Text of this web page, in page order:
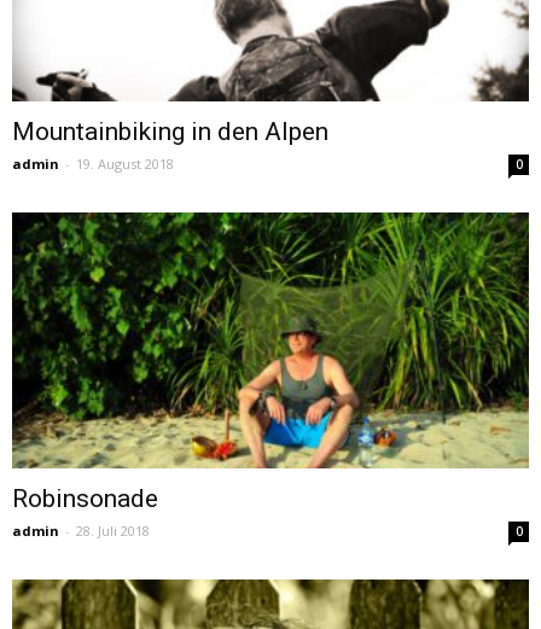
Mountainbiking in den Alpen
admin - 19. August 2018 0
Robinsonade
admin - 28. Juli 2018 0